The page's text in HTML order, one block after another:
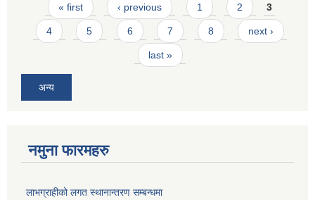
Pages
« first ‹ previous 1 2 3
4 5 6 7 8 next ›
last »
अन्य
नमुना फारमहरु
लाभग्राहीको लगत स्थानान्तरण सम्बन्धमा